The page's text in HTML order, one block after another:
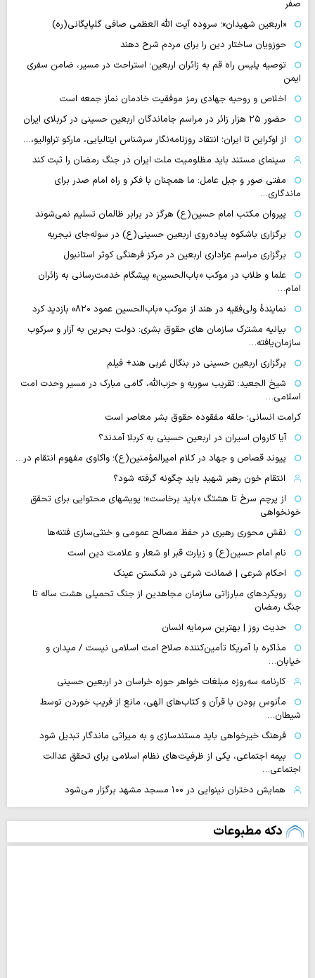
صفر
«اربعین شهیدان»؛ سروده آیت الله العظمی صافی گلپایگانی(ره)
حوزویان ساختار دین را برای مردم شرح دهند
توصیه پلیس راه قم به زائران اربعین؛ استراحت در مسیر، ضامن سفری
ایمن
اخلاص و روحیه جهادی رمز موفقیت خادمان نماز جمعه است
حضور ۲۵ هزار زائر در مراسم جاماندگان اربعین حسینی در کربلای ایران
از اوکراین تا ایران؛ انتقاد روزنامه‌نگار سرشناس ایتالیایی، مارکو تراوالیو،…
سینمای مستند باید مظلومیت ملت ایران در جنگ رمضان را ثبت کند
مفتی صور و جبل عامل: ما همچنان با فکر و راه امام صدر برای
ماندگاری…
پیروان مکتب امام حسین(ع) هرگز در برابر ظالمان تسلیم نمی‌شوند
برگزاری باشکوه پیاده‌روی اربعین حسینی(ع) در سوله‌جای نیجریه
برگزاری مراسم عزاداری اربعین در مرکز فرهنگی کوثر استانبول
علما و طلاب در موکب «باب‌الحسین» پیشگام خدمت‌رسانی به زائران
امام…
نمایندهٔ ولی‌فقیه در هند از موکب «باب‌الحسین عمود ۸۲۰» بازدید کرد
بیانیه مشترک سازمان های حقوق بشری: دولت بحرین به آزار و سرکوب
سازمان‌یافته…
برگزاری اربعین حسینی در بنگال غربی هند+ فیلم
شیخ الجعید: تقریب سوریه و حزب‌الله، گامی مبارک در مسیر وحدت امت
اسلامی…
کرامت انسانی؛ حلقه مفقوده حقوق بشر معاصر است
آیا کاروان اسیران در اربعین حسینی به کربلا آمدند؟
پیوند قصاص و جهاد در کلام امیرالمؤمنین(ع)؛ واکاوی مفهوم انتقام در…
انتقام خون رهبر شهید باید چگونه گرفته شود؟
از پرچم سرخ تا هشتگ «باید برخاست»؛ پویشهای محتوایی برای تحقق
خونخواهی
نقش محوری رهبری در حفظ مصالح عمومی و خنثی‌سازی فتنه‌ها
نام امام حسین(ع) و زیارت قبر او شعار و علامت دین است
احکام شرعی | ضمانت شرعی در شکستن عینک
رویکردهای مبارزاتی سازمان مجاهدین از جنگ تحمیلی هشت ساله تا
جنگ رمضان
حدیث روز | بهترین سرمایه انسان
مذاکره با آمریکا تأمین‌کننده صلاح امت اسلامی نیست / میدان و
خیابان…
کارنامه سه‌روزه مبلغات خواهر حوزه خراسان در اربعین حسینی
مأنوس بودن با قرآن و کتاب‌های الهی، مانع از فریب خوردن توسط
شیطان…
فرهنگ خیرخواهی باید مستندسازی و به میراثی ماندگار تبدیل شود
بیمه اجتماعی، یکی از ظرفیت‌های نظام اسلامی برای تحقق عدالت
اجتماعی…
همایش دختران نینوایی در ۱۰۰ مسجد مشهد برگزار می‌شود
دکه مطبوعات